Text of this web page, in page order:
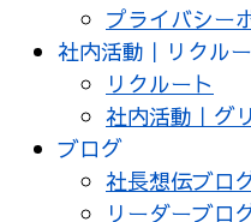
プライバシー
社内活動｜リクル
リクルート
社内活動｜グ
ブログ
社長想伝ブロ
リーダーブロ